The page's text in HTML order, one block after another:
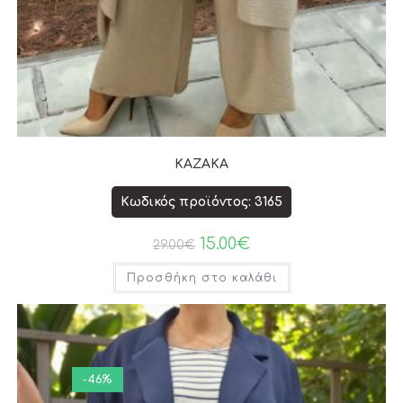
ΚΑΖΑΚΑ
Κωδικός προϊόντος: 3165
29.00€ 15.00€
Προσθήκη στο καλάθι
-46%